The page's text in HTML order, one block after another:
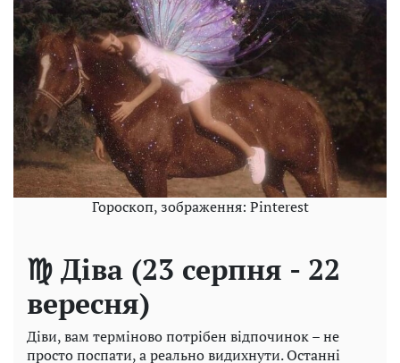
Гороскоп, зображення: Pinterest
♍ Діва (23 серпня - 22
вересня)
Діви, вам терміново потрібен відпочинок – не
просто поспати, а реально видихнути. Останні